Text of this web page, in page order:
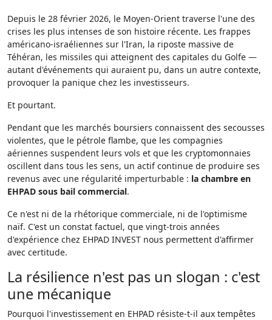
Depuis le 28 février 2026, le Moyen-Orient traverse l'une des
crises les plus intenses de son histoire récente. Les frappes
américano-israéliennes sur l'Iran, la riposte massive de
Téhéran, les missiles qui atteignent des capitales du Golfe —
autant d'événements qui auraient pu, dans un autre contexte,
provoquer la panique chez les investisseurs.
Et pourtant.
Pendant que les marchés boursiers connaissent des secousses
violentes, que le pétrole flambe, que les compagnies
aériennes suspendent leurs vols et que les cryptomonnaies
oscillent dans tous les sens, un actif continue de produire ses
revenus avec une régularité imperturbable : la chambre en
EHPAD sous bail commercial.
Ce n'est ni de la rhétorique commerciale, ni de l'optimisme
naïf. C'est un constat factuel, que vingt-trois années
d'expérience chez EHPAD INVEST nous permettent d'affirmer
avec certitude.
La résilience n'est pas un slogan : c'est
une mécanique
Pourquoi l'investissement en EHPAD résiste-t-il aux tempêtes